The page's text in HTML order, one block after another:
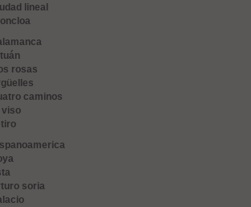
lineal
rosas
caminos
viso
soria